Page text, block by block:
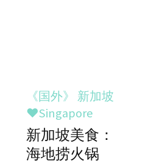
《国外》 新加坡
♥Singapore
新加坡美食：
海地捞火锅